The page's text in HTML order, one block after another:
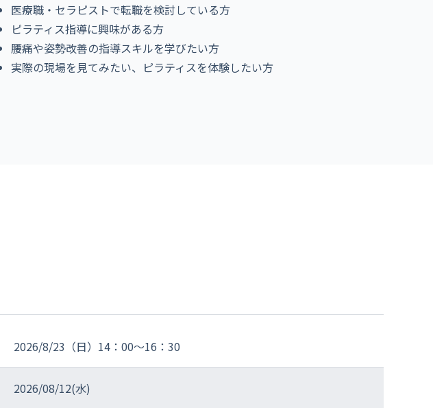
医療職・セラピストで転職を検討している方
ピラティス指導に興味がある方
腰痛や姿勢改善の指導スキルを学びたい方
実際の現場を見てみたい、ピラティスを体験したい方
2026/8/23（日）14：00～16：30
2026/08/12(水)